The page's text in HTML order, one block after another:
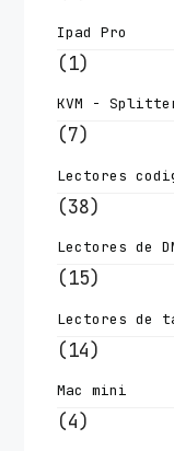
Ipad Pro
(1)
KVM -
(7)
Lectores
(38)
Lectores de
(15)
Lectores de
(14)
Mac mini
(4)